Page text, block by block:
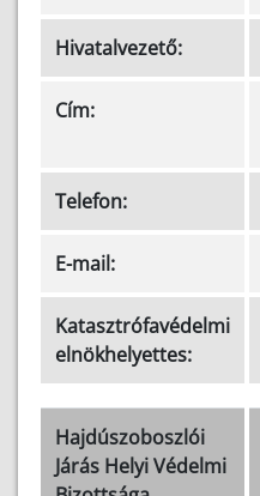
Hivatalvezető:
Cím:
Telefon:
E-mail:
Katasztrófavédelmi
elnökhelyettes:
Hajdúszoboszlói
Járás Helyi Védelmi